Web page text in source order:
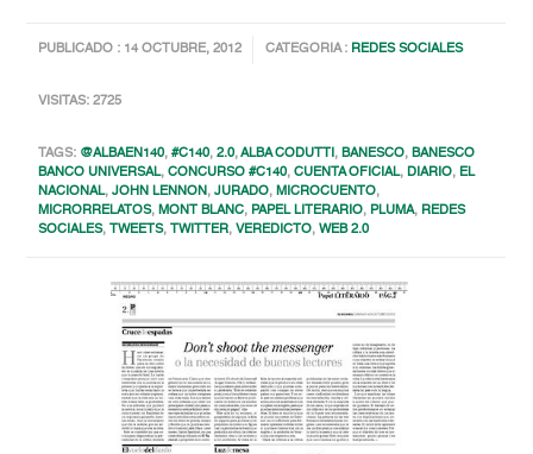
PUBLICADO : 14 OCTUBRE, 2012 CATEGORIA : REDES SOCIALES
VISITAS: 2725
TAGS: @ALBAEN140,#C140,2.0,ALBA CODUTTI,BANESCO,BANESCO
BANCO UNIVERSAL,CONCURSO #C140,CUENTA OFICIAL,DIARIO, EL
NACIONAL,JOHN LENNON,JURADO,MICROCUENTO,
MICRORRELATOS,MONT BLANC, PAPEL LITERARIO, PLUMA, REDES
SOCIALES, TWEETS, TWITTER,VEREDICTO,WEB 2.0